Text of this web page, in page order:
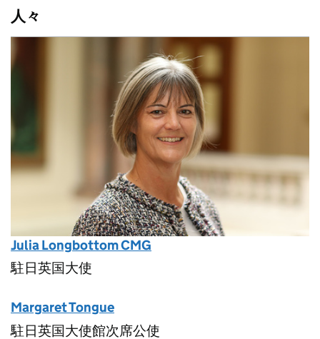
人々
Julia Longbottom CMG
駐日英国大使
Margaret Tongue
駐日英国大使館次席公使